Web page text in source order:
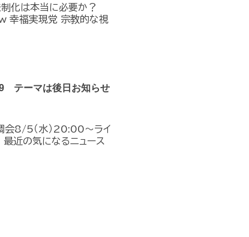
化は本当に必要か？
実現党 宗教的な視
テーマは後日お知らせ
8/5（水）20:00～ライ
近の気になるニュース